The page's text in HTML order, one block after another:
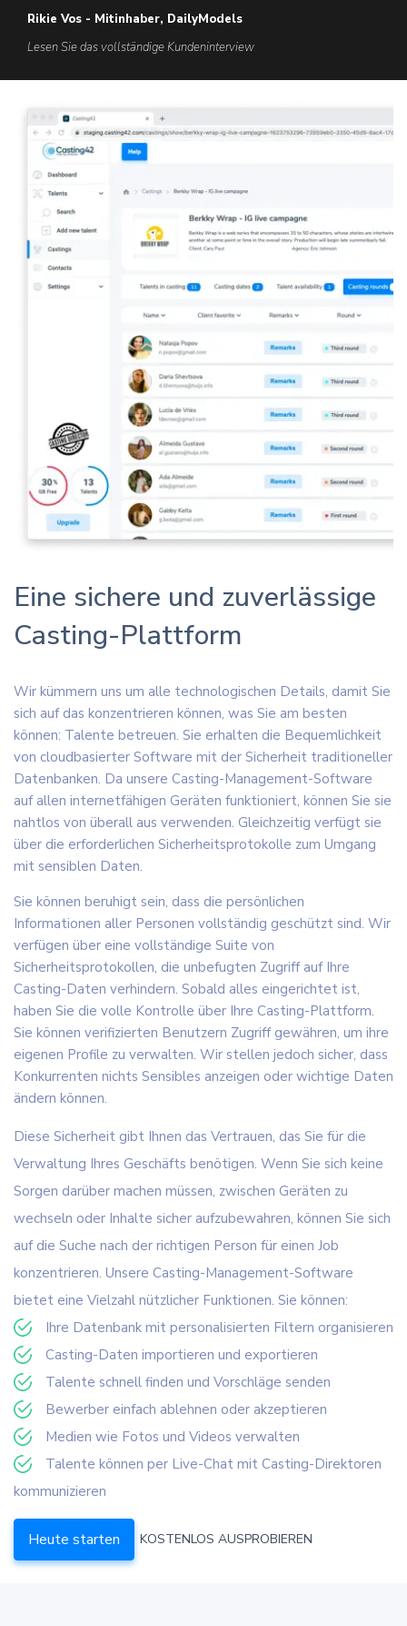
Rikie Vos - Mitinhaber, DailyModels
Lesen Sie das vollständige Kundeninterview
Eine sichere und zuverlässige
Casting-Plattform
Wir kümmern uns um alle technologischen Details, damit Sie
sich auf das konzentrieren können, was Sie am besten
können: Talente betreuen. Sie erhalten die Bequemlichkeit
von cloudbasierter Software mit der Sicherheit traditioneller
Datenbanken. Da unsere Casting-Management-Software
auf allen internetfähigen Geräten funktioniert, können Sie sie
nahtlos von überall aus verwenden. Gleichzeitig verfügt sie
über die erforderlichen Sicherheitsprotokolle zum Umgang
mit sensiblen Daten.
Sie können beruhigt sein, dass die persönlichen
Informationen aller Personen vollständig geschützt sind. Wir
verfügen über eine vollständige Suite von
Sicherheitsprotokollen, die unbefugten Zugriff auf Ihre
Casting-Daten verhindern. Sobald alles eingerichtet ist,
haben Sie die volle Kontrolle über Ihre Casting-Plattform.
Sie können verifizierten Benutzern Zugriff gewähren, um ihre
eigenen Profile zu verwalten. Wir stellen jedoch sicher, dass
Konkurrenten nichts Sensibles anzeigen oder wichtige Daten
ändern können.
Diese Sicherheit gibt Ihnen das Vertrauen, das Sie für die
Verwaltung Ihres Geschäfts benötigen. Wenn Sie sich keine
Sorgen darüber machen müssen, zwischen Geräten zu
wechseln oder Inhalte sicher aufzubewahren, können Sie sich
auf die Suche nach der richtigen Person für einen Job
konzentrieren. Unsere Casting-Management-Software
bietet eine Vielzahl nützlicher Funktionen. Sie können:
Ihre Datenbank mit personalisierten Filtern organisieren
Casting-Daten importieren und exportieren
Talente schnell finden und Vorschläge senden
Bewerber einfach ablehnen oder akzeptieren
Medien wie Fotos und Videos verwalten
Talente können per Live-Chat mit Casting-Direktoren
kommunizieren
Heute starten KOSTENLOS AUSPROBIEREN